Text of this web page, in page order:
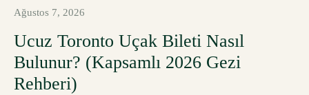
Ağustos 7, 2026
Ucuz Toronto Uçak Bileti Nasıl
Bulunur? (Kapsamlı 2026 Gezi
Rehberi)